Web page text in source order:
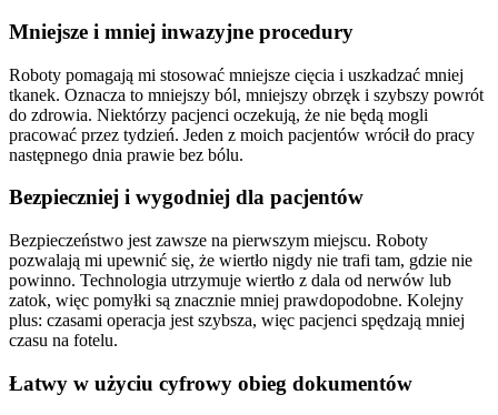
Mniejsze i mniej inwazyjne procedury
Roboty pomagają mi stosować mniejsze cięcia i uszkadzać mniej
tkanek. Oznacza to mniejszy ból, mniejszy obrzęk i szybszy powrót
do zdrowia. Niektórzy pacjenci oczekują, że nie będą mogli
pracować przez tydzień. Jeden z moich pacjentów wrócił do pracy
następnego dnia prawie bez bólu.
Bezpieczniej i wygodniej dla pacjentów
Bezpieczeństwo jest zawsze na pierwszym miejscu. Roboty
pozwalają mi upewnić się, że wiertło nigdy nie trafi tam, gdzie nie
powinno. Technologia utrzymuje wiertło z dala od nerwów lub
zatok, więc pomyłki są znacznie mniej prawdopodobne. Kolejny
plus: czasami operacja jest szybsza, więc pacjenci spędzają mniej
czasu na fotelu.
Łatwy w użyciu cyfrowy obieg dokumentów